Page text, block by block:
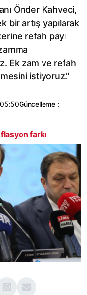
Önder Kahveci,
bir artış yapılarak
refah payı
Ek zam ve refah
istiyoruz."
Güncelleme :
farkı